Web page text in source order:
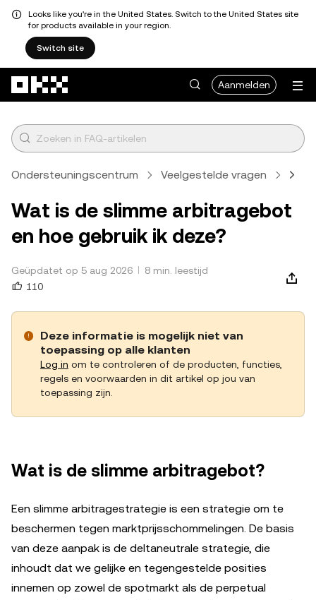
Looks like you're in the United States. Switch to the United States site
for products available in your region.
Switch site
Aanmelden
Ondersteuningscentrum Veelgestelde vragen
Wat is de slimme arbitragebot
en hoe gebruik ik deze?
Geüpdatet op 5 aug 2026
8 min. leestijd
110
Deze informatie is mogelijk niet van
toepassing op alle klanten
Log in om te controleren of de producten, functies,
regels en voorwaarden in dit artikel op jou van
toepassing zijn.
Wat is de slimme arbitragebot?
Een slimme arbitragestrategie is een strategie om te
beschermen tegen marktprijsschommelingen. De basis
van deze aanpak is de deltaneutrale strategie, die
inhoudt dat we gelijke en tegengestelde posities
innemen op zowel de spotmarkt als de perpetual